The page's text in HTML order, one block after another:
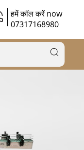
हमें कॉल करें now
07317168980